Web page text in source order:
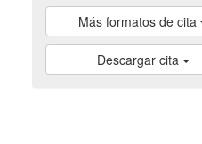
Más formatos de cita
Descargar cita